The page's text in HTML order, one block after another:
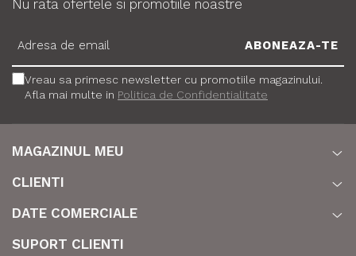
Nu rata ofertele si promotiile noastre
Vreau sa primesc newsletter cu promotiile magazinului.
Afla mai multe in Politica de Confidentialitate
MAGAZINUL MEU
CLIENTI
DATE COMERCIALE
SUPORT CLIENTI